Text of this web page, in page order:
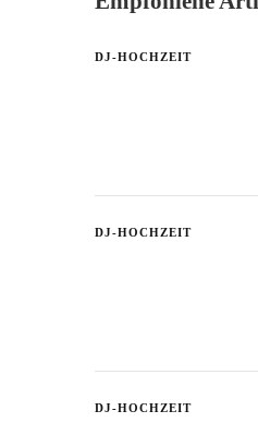
DJ-HOCHZEIT
DJ-HOCHZEIT
DJ-HOCHZEIT